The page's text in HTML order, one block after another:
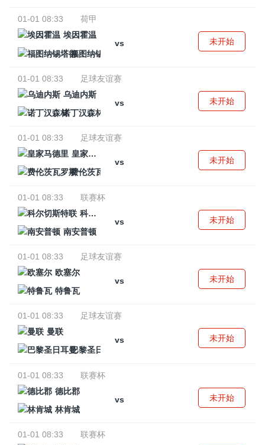
01-01 08:33
荷甲
埃因霍温
vs
福图纳锡塔德
未开始
01-01 08:33
足球友谊赛
乌迪内斯
vs
诺丁汉森林
未开始
01-01 08:33
足球友谊赛
皇家马德里
vs
费伦茨瓦罗斯
未开始
01-01 08:33
联赛杯
科尔切斯特联
vs
南安普顿
未开始
01-01 08:33
足球友谊赛
欧塞尔
vs
特鲁瓦
未开始
01-01 08:33
足球友谊赛
曼联
vs
巴黎圣日耳曼
未开始
01-01 08:33
联赛杯
德比郡
vs
林肯城
未开始
01-01 08:33
联赛杯